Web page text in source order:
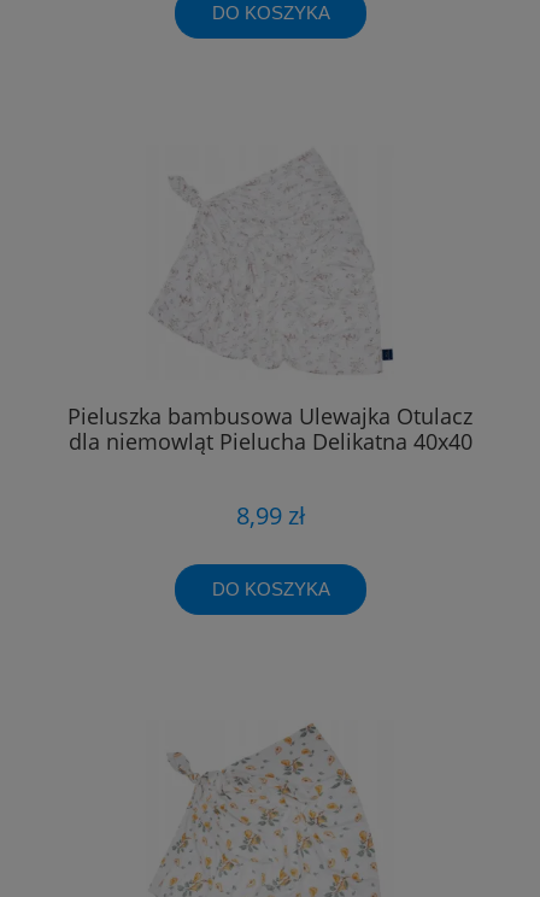
DO KOSZYKA
Pieluszka bambusowa Ulewajka Otulacz
dla niemowląt Pielucha Delikatna 40x40
8,99 zł
DO KOSZYKA